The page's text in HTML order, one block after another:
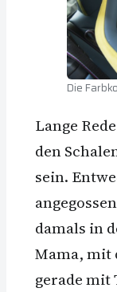
Die
Lange
den
sein.
damals in
Mama, mit
gerade mit